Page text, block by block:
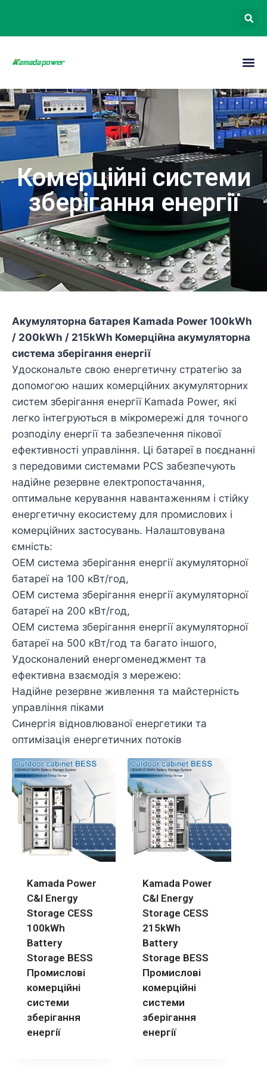
Комерційні системи
зберігання енергії
Акумуляторна батарея Kamada Power 100kWh
/ 200kWh / 215kWh Комерційна акумуляторна
система зберігання енергії
Удоскональте свою енергетичну стратегію за
допомогою наших комерційних акумуляторних
систем зберігання енергії Kamada Power, які
легко інтегруються в мікромережі для точного
розподілу енергії та забезпечення пікової
ефективності управління. Ці батареї в поєднанні
з передовими системами PCS забезпечують
надійне резервне електропостачання,
оптимальне керування навантаженням і стійку
енергетичну екосистему для промислових і
комерційних застосувань. Налаштовувана
ємність:
OEM система зберігання енергії акумуляторної
батареї на 100 кВт/год,
OEM система зберігання енергії акумуляторної
батареї на 200 кВт/год,
OEM система зберігання енергії акумуляторної
батареї на 500 кВт/год та багато іншого,
Удосконалений енергоменеджмент та
ефективна взаємодія з мережею:
Надійне резервне живлення та майстерність
управління піками
Синергія відновлюваної енергетики та
оптимізація енергетичних потоків
Kamada Power
C&I Energy
Storage CESS
100kWh
Battery
Storage BESS
Промислові
комерційні
системи
зберігання
енергії
Kamada Power
C&I Energy
Storage CESS
215kWh
Battery
Storage BESS
Промислові
комерційні
системи
зберігання
енергії